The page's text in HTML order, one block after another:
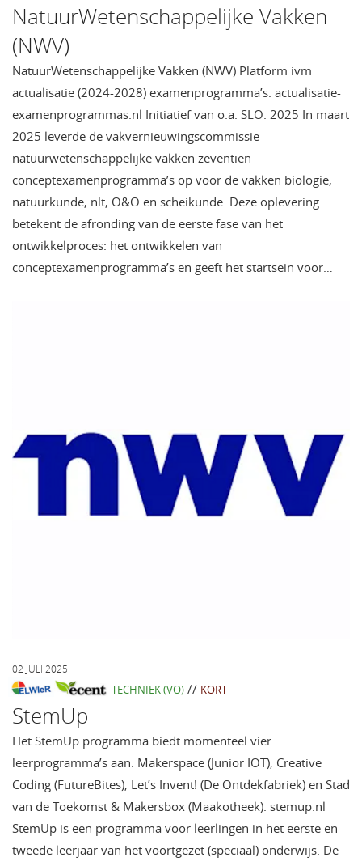
NatuurWetenschappelijke Vakken
(NWV)
NatuurWetenschappelijke Vakken (NWV) Platform ivm
actualisatie (2024-2028) examenprogramma’s. actualisatie-
examenprogrammas.nl Initiatief van o.a. SLO. 2025 In maart
2025 leverde de vakvernieuwingscommissie
natuurwetenschappelijke vakken zeventien
conceptexamenprogramma’s op voor de vakken biologie,
natuurkunde, nlt, O&O en scheikunde. Deze oplevering
betekent de afronding van de eerste fase van het
ontwikkelproces: het ontwikkelen van
conceptexamenprogramma’s en geeft het startsein voor…
02 JULI 2025
TECHNIEK (VO)// KORT
StemUp
Het StemUp programma biedt momenteel vier
leerprogramma’s aan: Makerspace (Junior IOT), Creative
Coding (FutureBites), Let’s Invent! (De Ontdekfabriek) en Stad
van de Toekomst & Makersbox (Maakotheek). stemup.nl
StemUp is een programma voor leerlingen in het eerste en
tweede leerjaar van het voortgezet (speciaal) onderwijs. De